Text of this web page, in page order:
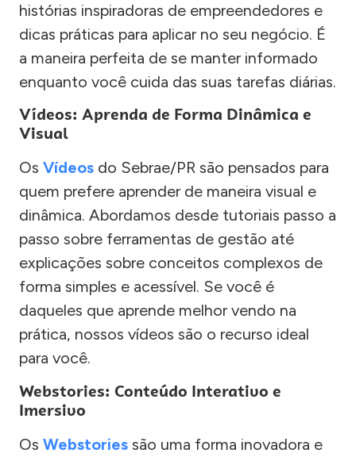
histórias inspiradoras de empreendedores e
dicas práticas para aplicar no seu negócio. É
a maneira perfeita de se manter informado
enquanto você cuida das suas tarefas diárias.
Vídeos: Aprenda de Forma Dinâmica e
Visual
Os Vídeos do Sebrae/PR são pensados para
quem prefere aprender de maneira visual e
dinâmica. Abordamos desde tutoriais passo a
passo sobre ferramentas de gestão até
explicações sobre conceitos complexos de
forma simples e acessível. Se você é
daqueles que aprende melhor vendo na
prática, nossos vídeos são o recurso ideal
para você.
Webstories: Conteúdo Interativo e
Imersivo
Os Webstories são uma forma inovadora e